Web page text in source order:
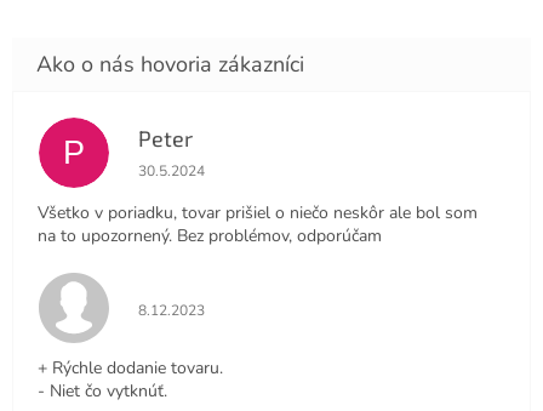
P Peter
Hodnotenie obchodu je 4 z 5 hviezdičiek.
30.5.2024
Všetko v poriadku, tovar prišiel o niečo neskôr ale bol som
na to upozornený. Bez problémov, odporúčam
Hodnotenie obchodu je 5 z 5 hviezdičiek.
8.12.2023
+ Rýchle dodanie tovaru.
- Niet čo vytknúť.